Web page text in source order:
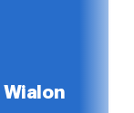
Wialon